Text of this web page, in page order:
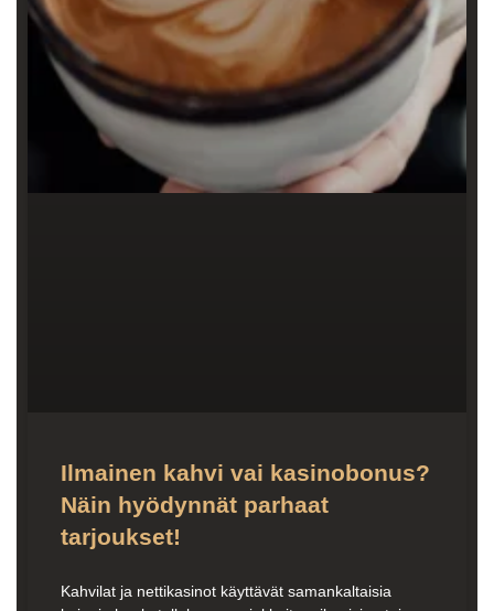
Ilmainen kahvi vai kasinobonus?
Näin hyödynnät parhaat
tarjoukset!
Kahvilat ja nettikasinot käyttävät samankaltaisia